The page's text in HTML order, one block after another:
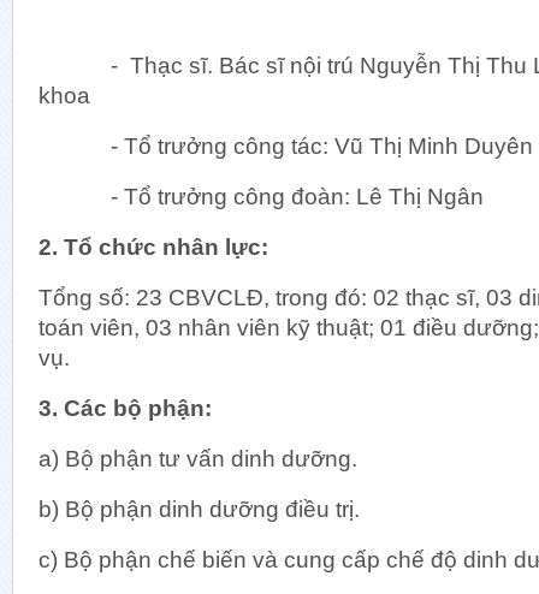
- Thạc sĩ. Bác sĩ nội trú Nguyễn Thị
khoa
- Tổ trưởng công tác: Vũ Thị Minh Duyên
- Tổ trưởng công đoàn: Lê Thị Ngân
2. Tổ chức nhân lực:
Tổng số: 23 CBVCLĐ, trong đó: 02 thạc sĩ, 03
toán viên, 03 nhân viên kỹ thuật; 01 điều
vụ.
3. Các bộ phận:
a) Bộ phận tư vấn dinh dưỡng.
b) Bộ phận dinh dưỡng điều trị.
c) Bộ phận chế biến và cung cấp chế độ dinh
Khoa
Khối
Khoa
Khoa